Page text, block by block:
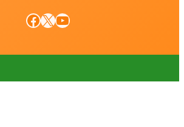
Facebook X YouTube